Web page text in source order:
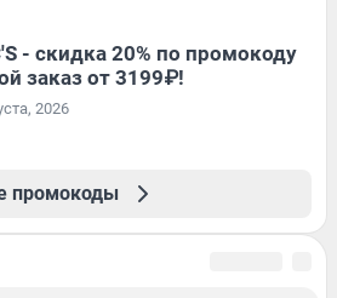
- скидка 20% по промокоду
заказ от 3199₽!
2026
промокоды